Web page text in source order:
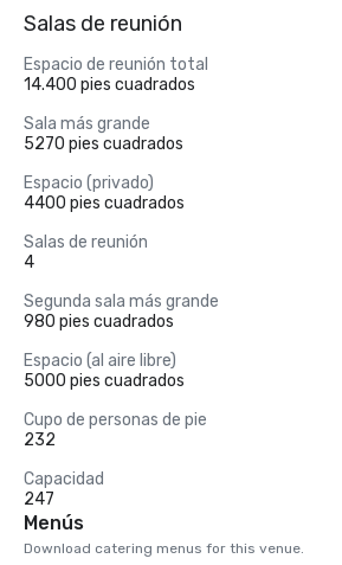
Salas de reunión
Espacio de reunión total
14.400 pies cuadrados
Sala más grande
5270 pies cuadrados
Espacio (privado)
4400 pies cuadrados
Salas de reunión
4
Segunda sala más grande
980 pies cuadrados
Espacio (al aire libre)
5000 pies cuadrados
Cupo de personas de pie
232
Capacidad
247
Menús
Download catering menus for this venue.